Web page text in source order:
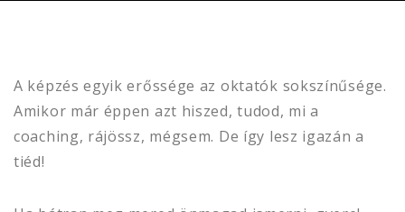
A képzés egyik erőssége az oktatók sokszínűsége.
Amikor már éppen azt hiszed, tudod, mi a
coaching, rájössz, mégsem. De így lesz igazán a
tiéd!